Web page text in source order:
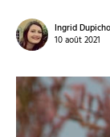
Ingrid
10 août 2021